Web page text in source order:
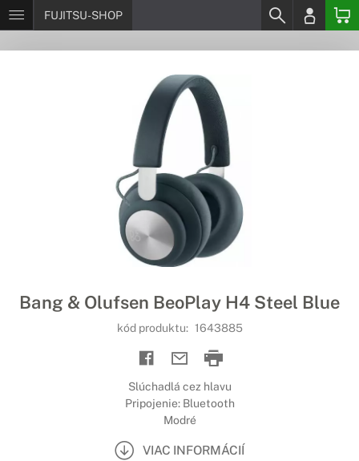
FUJITSU-SHOP
Bang & Olufsen BeoPlay H4 Steel Blue
kód produktu: 1643885
Slúchadlá cez hlavu
Pripojenie: Bluetooth
Modré
VIAC INFORMÁCIÍ